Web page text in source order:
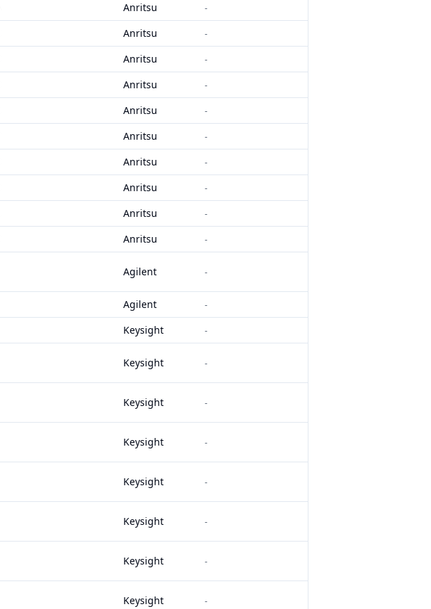
Anritsu -
Anritsu -
Anritsu -
Anritsu -
Anritsu -
Anritsu -
Anritsu -
Anritsu -
Anritsu -
Anritsu -
Agilent -
Agilent -
Keysight -
Keysight -
Keysight -
Keysight -
Keysight -
Keysight -
Keysight -
Keysight -